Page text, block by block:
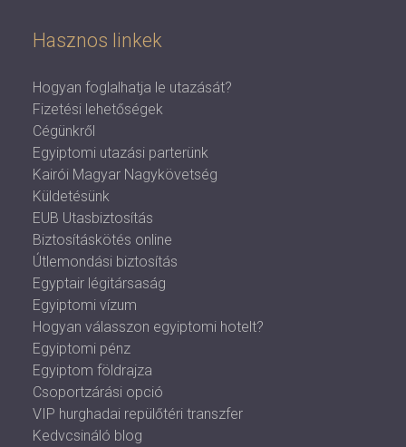
Hasznos linkek
Hogyan foglalhatja le utazását?
Fizetési lehetőségek
Cégünkről
Egyiptomi utazási parterünk
Kairói Magyar Nagykövetség
Küldetésünk
EUB Utasbiztosítás
Biztosításkötés online
Útlemondási biztosítás
Egyptair légitársaság
Egyiptomi vízum
Hogyan válasszon egyiptomi hotelt?
Egyiptomi pénz
Egyiptom földrajza
Csoportzárási opció
VIP hurghadai repülőtéri transzfer
Kedvcsináló blog